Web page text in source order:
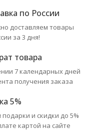
по России
доставляем товары
за 3 дня!
товара
7 календарных дней
получения заказа
5%
и скидки до 5%
картой на сайте